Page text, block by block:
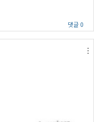
댓글 0